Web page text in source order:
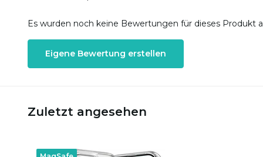
Es wurden noch keine Bewertungen für dieses Produkt
Eigene Bewertung erstellen
Zuletzt angesehen